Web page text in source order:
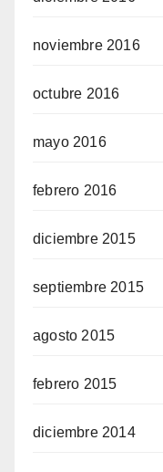
noviembre 2016
octubre 2016
mayo 2016
febrero 2016
diciembre 2015
septiembre 2015
agosto 2015
febrero 2015
diciembre 2014